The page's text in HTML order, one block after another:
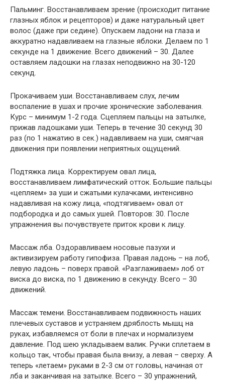
Пальминг. Восстанавливаем зрение (происходит питание
глазных яблок и рецепторов) и даже натуральный цвет
волос (даже при седине). Опускаем ладони на глаза и
аккуратно надавливаем на глазные яблоки. Делаем по 1
секунде на 1 движение. Всего движений – 30. Далее
оставляем ладошки на глазах неподвижно на 30-120
секунд.
Прокачиваем уши. Восстанавливаем слух, лечим
воспаление в ушах и прочие хронические заболевания.
Курс – минимум 1-2 года. Сцепляем пальцы на затылке,
прижав ладошками уши. Теперь в течение 30 секунд 30
раз (по 1 нажатию в сек.) надавливаем на уши, смягчая
движения при появлении неприятных ощущений.
Подтяжка лица. Корректируем овал лица,
восстанавливаем лимфатический отток. Большие пальцы
«цепляем» за уши и сжатыми кулачками, интенсивно
надавливая на кожу лица, «подтягиваем» овал от
подбородка и до самых ушей. Повторов: 30. После
упражнения вы почувствуете приток крови к лицу.
Массаж лба. Оздоравливаем носовые пазухи и
активизируем работу гипофиза. Правая ладонь – на лоб,
левую ладонь – поверх правой. «Разглаживаем» лоб от
виска до виска, по 1 движению в секунду. Всего – 30
движений.
Массаж темени. Восстанавливаем подвижность наших
плечевых суставов и устраняем дряблость мышц на
руках, избавляемся от боли в плечах и нормализуем
давление. Под шею укладываем валик. Ручки сплетаем в
кольцо так, чтобы правая была внизу, а левая – сверху. А
теперь «летаем» руками в 2-3 см от головы, начиная от
лба и заканчивая на затылке. Всего – 30 упражнений,